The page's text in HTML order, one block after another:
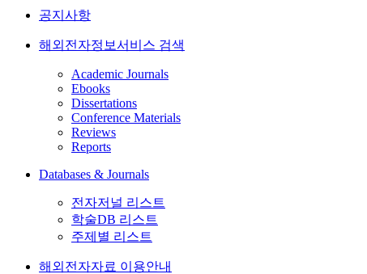
공지사항
해외전자정보서비스 검색
Academic Journals
Ebooks
Dissertations
Conference Materials
Reviews
Reports
Databases & Journals
전자저널 리스트
학술DB 리스트
주제별 리스트
해외전자자료 이용안내